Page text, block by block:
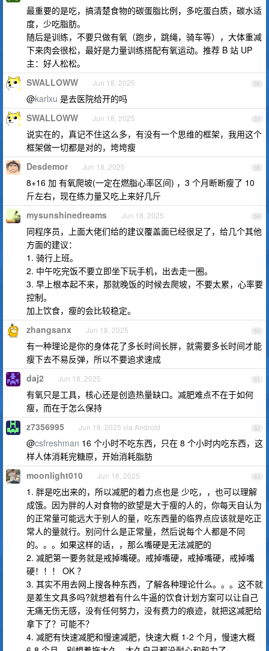
最重要的是吃，搞清楚食物的碳蛋脂比例，多吃蛋白质，碳水适
度，少吃脂肪。
随后是训练，不要只做有氧（跑步，跳绳，骑车等），大体重减
下来肉会很松，最好是力量训练搭配有氧运动。推荐 B 站 UP
主：好人松松。
56
SWALLOWW Jun 18, 2025
@karlxu 是去医院给开的吗
57
SWALLOWW Jun 18, 2025
说实在的，真记不住这么多，有没有一个思维的框架，我用这个
框架做一切都是对的，垮垮瘦
58
Desdemor Jun 18, 2025
8+16 加 有氧爬坡(一定在燃脂心率区间) ，3 个月断断瘦了 10
斤左右，现在练力量又吃上来好几斤
59
mysunshinedreams Jun 18, 2025
同程序员，上面大佬们给的建议覆盖面已经很足了，给几个其他
方面的建议：
1. 骑行上班。
2. 中午吃完饭不要立即坐下玩手机，出去走一圈。
3. 早上根本起不来，那就晚饭的时候去爬坡，不要太累，心率要
控制。
加上饮食，瘦的会比较稳定。
60
zhangsanx Jun 18, 2025
有一种理论是你的身体花了多长时间长胖，就需要多长时间才能
瘦下去不易反弹，所以不要追求速成
61
daj2 Jun 18, 2025
有氧只是工具，核心还是创造热量缺口。减肥难点不在于如何
瘦，而在于怎么保持
62
z7356995 Jun 18, 2025 via Android
@csfreshman 16 个小时不吃东西，只在 8 个小时内吃东西，这
样人体消耗完糖原，开始消耗脂肪
63
moonlight010 Jun 18, 2025
1. 胖是吃出来的，所以减肥的着力点也是 少吃，，也可以理解
成饿。因为胖的人对食物的欲望是大于瘦的人的，你每天自认为
的正常量可能远大于别人的量，吃东西量的临界点应该就是吃正
常人的量就行。别问什么是正常量，然后说每个人都是不同
的。。。如果这样的话，，那么嘴硬是无法减肥的
2. 减肥第一要务就是戒掉嘴硬。戒掉嘴硬，戒掉嘴硬，戒掉嘴
硬！！！ OK ？
3. 其实不用去网上搜各种东西，了解各种理论什么。。。这不就
是差生文具多吗?就想着有什么牛逼的饮食计划方案可以让自己
无痛无伤无感，没有任何努力，没有费力的痕迹，就把这减肥给
拿下了？可能不？
4. 减肥有快速减肥和慢速减肥，快速大概 1-2 个月，慢速大概